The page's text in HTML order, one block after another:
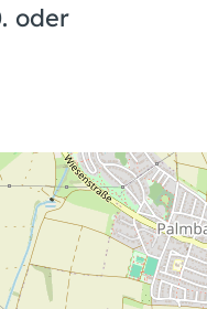
oder